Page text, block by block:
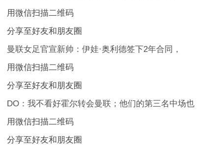
用微信扫描二维码
分享至好友和朋友圈
曼联女足官宣新帅：伊娃·奥利德签下2年合同，
用微信扫描二维码
分享至好友和朋友圈
DO：我不看好霍尔转会曼联；他们的第三名中场也
用微信扫描二维码
分享至好友和朋友圈